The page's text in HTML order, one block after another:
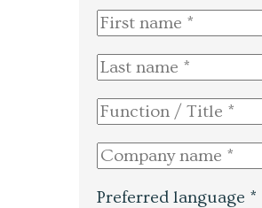
Preferred language *